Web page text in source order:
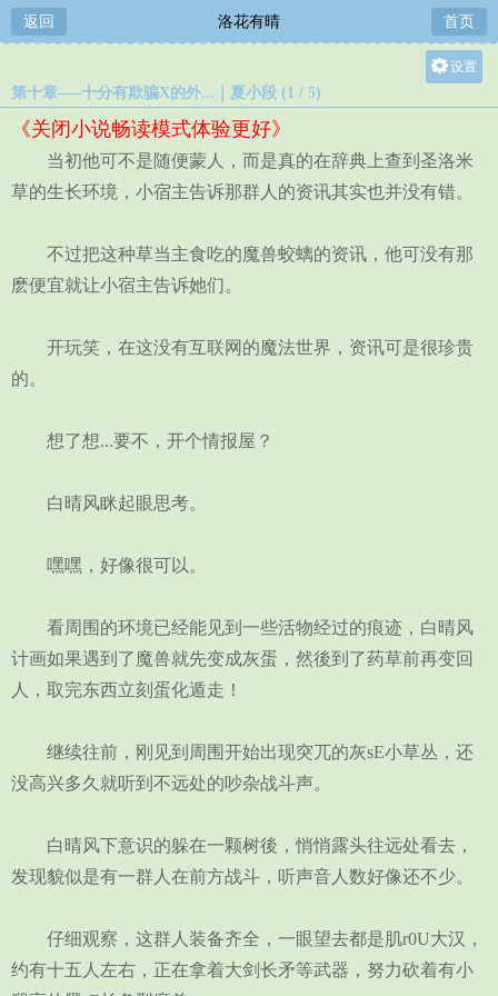
返回 洛花有晴 首页
设置
中
小
第十章—–十分有欺骗X的外...｜夏小段 (1 / 5)
《关闭小说畅读模式体验更好》
当初他可不是随便蒙人，而是真的在辞典上查到圣洛米
草的生长环境，小宿主告诉那群人的资讯其实也并没有错。
不过把这种草当主食吃的魔兽蛟螭的资讯，他可没有那
麽便宜就让小宿主告诉她们。
开玩笑，在这没有互联网的魔法世界，资讯可是很珍贵
的。
想了想...要不，开个情报屋？
白晴风眯起眼思考。
嘿嘿，好像很可以。
看周围的环境已经能见到一些活物经过的痕迹，白晴风
计画如果遇到了魔兽就先变成灰蛋，然後到了药草前再变回
人，取完东西立刻蛋化遁走！
继续往前，刚见到周围开始出现突兀的灰sE小草丛，还
没高兴多久就听到不远处的吵杂战斗声。
白晴风下意识的躲在一颗树後，悄悄露头往远处看去，
发现貌似是有一群人在前方战斗，听声音人数好像还不少。
仔细观察，这群人装备齐全，一眼望去都是肌r0U大汉，
约有十五人左右，正在拿着大剑长矛等武器，努力砍着有小